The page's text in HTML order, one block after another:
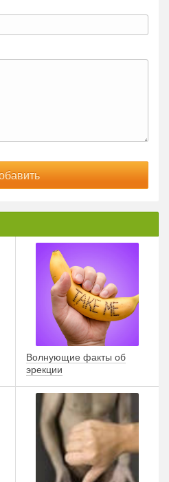
Волнующие факты об
эрекции